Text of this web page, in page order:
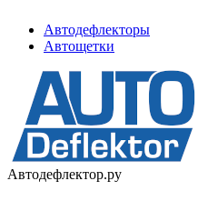
Автодефлекторы
Автощетки
Автодефлектор.ру